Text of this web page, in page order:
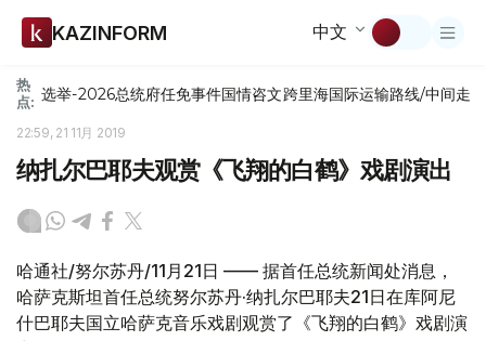
KAZINFORM 中文
热
点: 选举-2026总统府任免事件国情咨文跨里海国际运输路线/中间走廊
22:59, 21 11月 2019
纳扎尔巴耶夫观赏《飞翔的白鹤》戏剧演出
哈通社/努尔苏丹/11月21日 —— 据首任总统新闻处消息，
哈萨克斯坦首任总统努尔苏丹·纳扎尔巴耶夫21日在库阿尼
什巴耶夫国立哈萨克音乐戏剧观赏了《飞翔的白鹤》戏剧演